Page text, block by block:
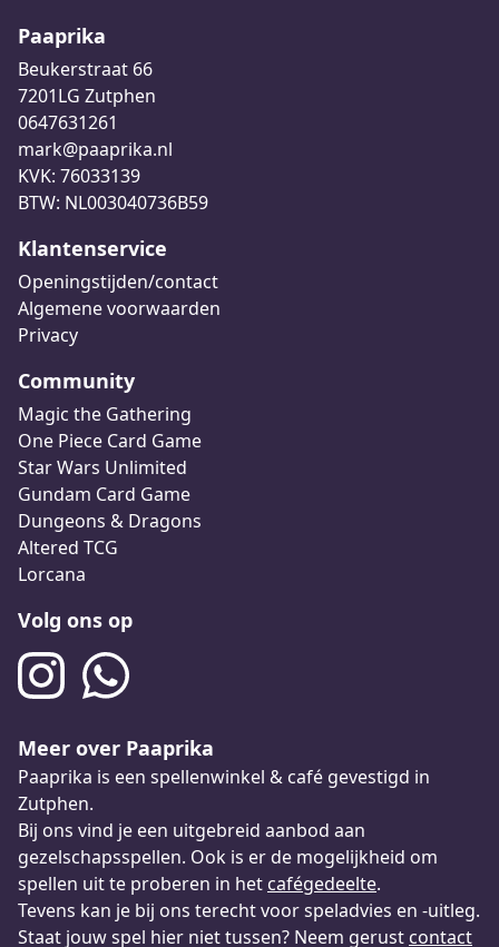
Paaprika
Beukerstraat 66
7201LG Zutphen
0647631261
mark@paaprika.nl
KVK: 76033139
BTW: NL003040736B59
Klantenservice
Openingstijden/contact
Algemene voorwaarden
Privacy
Community
Magic the Gathering
One Piece Card Game
Star Wars Unlimited
Gundam Card Game
Dungeons & Dragons
Altered TCG
Lorcana
Volg ons op
Meer over Paaprika
Paaprika is een spellenwinkel & café gevestigd in
Zutphen.
Bij ons vind je een uitgebreid aanbod aan
gezelschapsspellen. Ook is er de mogelijkheid om
spellen uit te proberen in het cafégedeelte.
Tevens kan je bij ons terecht voor speladvies en -uitleg.
Staat jouw spel hier niet tussen? Neem gerust contact